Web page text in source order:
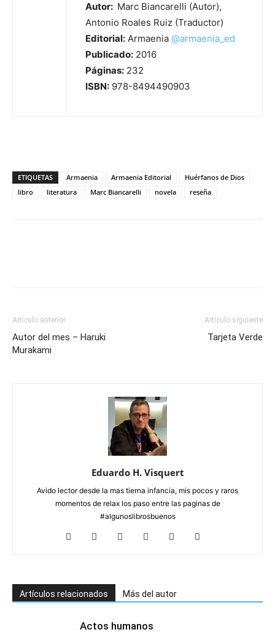
Autor: Marc Biancarelli (Autor),
Antonio Roales Ruiz (Traductor)
Editorial: Armaenia @armaenia_ed
Publicado: 2016
Páginas: 232
ISBN: 978-8494490903
ETIQUETAS Armaenia Armaenia Editorial
Huérfanos de Dios
libro
literatura Marc Biancarelli novela reseña
Artículo anterior
Autor del mes – Haruki
Murakami
Artículo siguiente
Tarjeta Verde
Eduardo H. Visquert
Avido lector desde la mas tierna infancia, mis pocos y raros
momentos de relax los paso entre las paginas de
#algunoslibrosbuenos
Artículos relacionados Más del autor
Actos humanos